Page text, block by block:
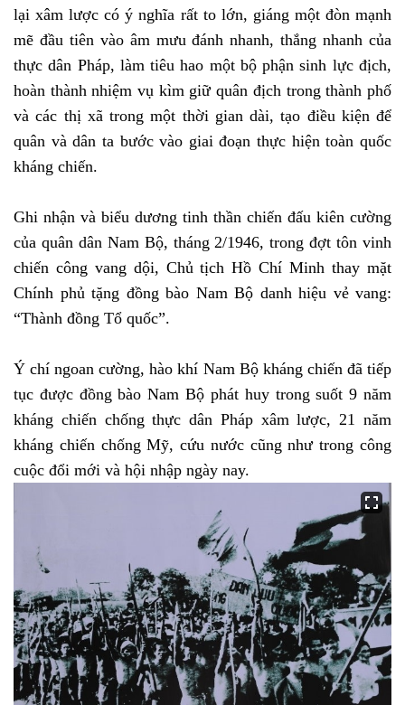
lại xâm lược có ý nghĩa rất to lớn, giáng một đòn mạnh
mẽ đầu tiên vào âm mưu đánh nhanh, thắng nhanh của
thực dân Pháp, làm tiêu hao một bộ phận sinh lực địch,
hoàn thành nhiệm vụ kìm giữ quân địch trong thành phố
và các thị xã trong một thời gian dài, tạo điều kiện để
quân và dân ta bước vào giai đoạn thực hiện toàn quốc
kháng chiến.
Ghi nhận và biểu dương tinh thần chiến đấu kiên cường
của quân dân Nam Bộ, tháng 2/1946, trong đợt tôn vinh
chiến công vang dội, Chủ tịch Hồ Chí Minh thay mặt
Chính phủ tặng đồng bào Nam Bộ danh hiệu vẻ vang:
“Thành đồng Tổ quốc”.
Ý chí ngoan cường, hào khí Nam Bộ kháng chiến đã tiếp
tục được đồng bào Nam Bộ phát huy trong suốt 9 năm
kháng chiến chống thực dân Pháp xâm lược, 21 năm
kháng chiến chống Mỹ, cứu nước cũng như trong công
cuộc đổi mới và hội nhập ngày nay.